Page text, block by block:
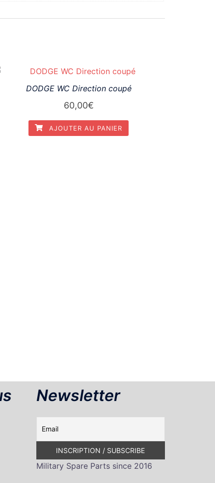
DODGE WC Direction coupé
60,00€
AJOUTER AU PANIER
Newsletter
Military Spare Parts since 2016